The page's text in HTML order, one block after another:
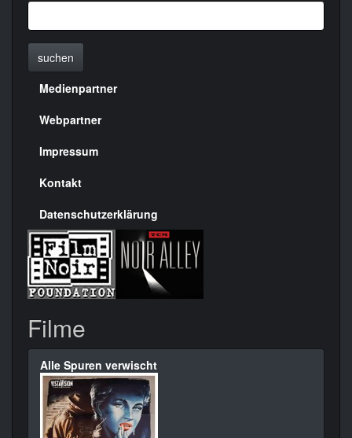
suchen
Menülinks
rechte
Seite
Medienpartner
Webpartner
Impressum
Kontakt
Datenschutzerklärung
Filme
Alle Spuren verwischt